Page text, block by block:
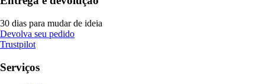
30 dias para mudar de ideia
Devolva seu pedido
Trustpilot
Serviços